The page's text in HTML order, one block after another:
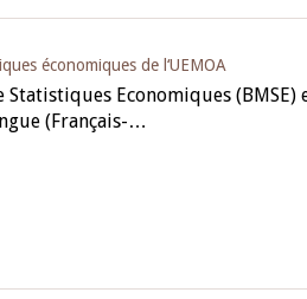
économiques de l‘UEMOA
Economiques (BMSE)
(Français-…